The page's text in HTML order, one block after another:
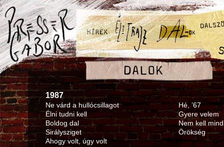
1987
Ne várd a hullócsillagot
Élni tudni kell
Boldog dal
Sirálysziget
Ahogy volt, úgy volt
Hé, ’67
Gyere velem
Nem kell
Örökség